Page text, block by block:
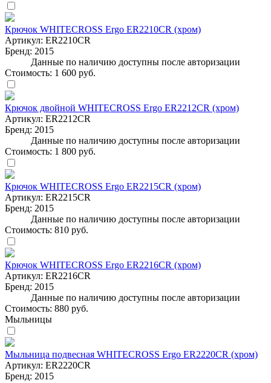
Крючок WHITECROSS Ergo ER2210CR (хром)
Артикул: ER2210CR
Бренд: 2015
Данные по наличию доступны после авторизации
Стоимость: 1 600 руб.
Крючок двойной WHITECROSS Ergo ER2212CR (хром)
Артикул: ER2212CR
Бренд: 2015
Данные по наличию доступны после авторизации
Стоимость: 1 800 руб.
Крючок WHITECROSS Ergo ER2215CR (хром)
Артикул: ER2215CR
Бренд: 2015
Данные по наличию доступны после авторизации
Стоимость: 810 руб.
Крючок WHITECROSS Ergo ER2216CR (хром)
Артикул: ER2216CR
Бренд: 2015
Данные по наличию доступны после авторизации
Стоимость: 880 руб.
Мыльницы
Мыльница подвесная WHITECROSS Ergo ER2220CR (хром)
Артикул: ER2220CR
Бренд: 2015